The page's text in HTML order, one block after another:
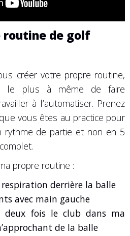
routine de golf
créer votre propre routine,
le plus à même de faire
à l’automatiser. Prenez
vous êtes au practice pour
de partie et non en 5
propre routine :
respiration derrière la balle
avec main gauche
deux fois le club dans ma
de la balle